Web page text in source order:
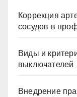
Коррекция
сосудов в
Виды и
выключателей
Внедрение